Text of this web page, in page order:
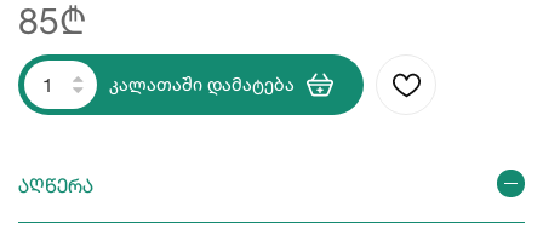
85₾
კალათაში დამატება
აღწერა